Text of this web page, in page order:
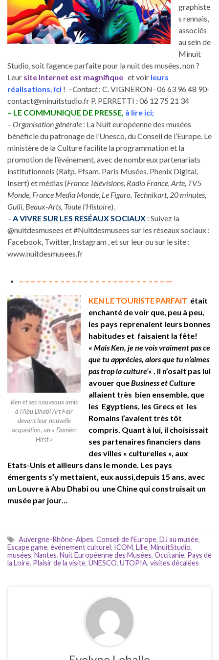
graphiste
s rennais,
associés
au sein de
Minuit
Studio, soit l’agence parfaite pour la nuit des musées, non ?
Leur site Internet est magnifique et voir leurs
réalisations, ici ! –Contact: C. VIGNERON- 06 63 96 48 90-
contact@minuitstudio.fr P. PERRETTI : 06 12 75 21 34
– LE COMMUNIQUE DE PRESSE, à lire ici;
– Organisation générale : La Nuit européenne des musées
bénéficie du patronage de l’Unesco, du Conseil de l’Europe. Le
ministère de la Culture facilite la programmation et la
promotion de l’événement, avec de nombreux partenariats
institutionnels (Ratp, Ffsam, Paris Musées, Phenix Digital,
Insert) et médias (France Télévisions, Radio France, Arte, TV5
Monde, France Media Monde, Le Figaro, Technikart, 20 minutes,
Gulli, Beaux-Arts, Toute l’Histoire).
– A VIVRE SUR LES RESÉAUX SOCIAUX : Suivez la
@nuitdesmusees et #Nuitdesmusees sur les réseaux sociaux :
Facebook, Twitter, Instagram , et sur leur ou sur le site :
www.nuitdesmusees.fr
– – – – – – – – – – – – – – – – – – – – – – – – – —
Ken et ses nouveaux amis
à l’Abu Dhabi Art Fair
devant leur nouvelle
acquisition, un « Damien
Hirst »
KEN LE TOURISTE PARFAIT était
enchanté de voir que, peu à peu,
les pays reprenaient leurs bonnes
habitudes et faisaient la fête!
« Mais Ken, je ne vois vraiment pas ce
que tu apprécies, alors que tu n’aimes
pas trop la culture’« . Il n’osait pas lui
avouer queBusiness et Culture
allaient très bien ensemble, que
les Egyptiens, les Grecs et les
Romains l’avaient très tôt
compris. Quant à lui, il choisissait
ses partenaires financiers dans
des villes « culturelles », aux
Etats-Unis et ailleurs dans le monde. Les pays
émergents s’y mettaient, eux aussi,depuis 15 ans, avec
un Louvre à Abu Dhabi ou une Chine qui construisait un
musée par jour…
Auvergne-Rhône-Alpes, Conseil de l'Europe, DJ au musée,
Escape game, événement culturel, ICOM, Lille, MinuitStudio,
musées, Nantes, Nuit Européenne des Musées, Occitanie, Pays de
la Loire, Plaisir de la visite, UNESCO, UTOPIA, visites décalées